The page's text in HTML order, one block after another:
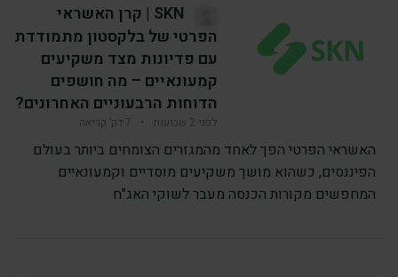
SKN | קרן האשראי
הפרטי של בלקסטון מתמודדת
עם פדיונות מצד משקיעים
קמעונאיים – מה חושפים
הדוחות הרבעוניים האחרונים?
לפני 2 שבועות • 7 דק’ קריאה
האשראי הפרטי הפך לאחד מהמגזרים הצומחים ביותר בעולם
הפיננסים, כשהוא מושך משקיעים מוסדיים וקמעונאיים
המחפשים מקורות הכנסה מעבר לשוקי האג"ח